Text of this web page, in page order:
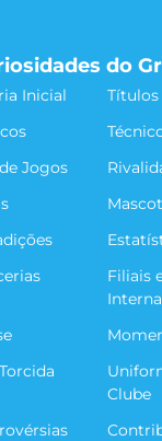
do
Inicial
Títulos
Jogos
Filiais
Clube